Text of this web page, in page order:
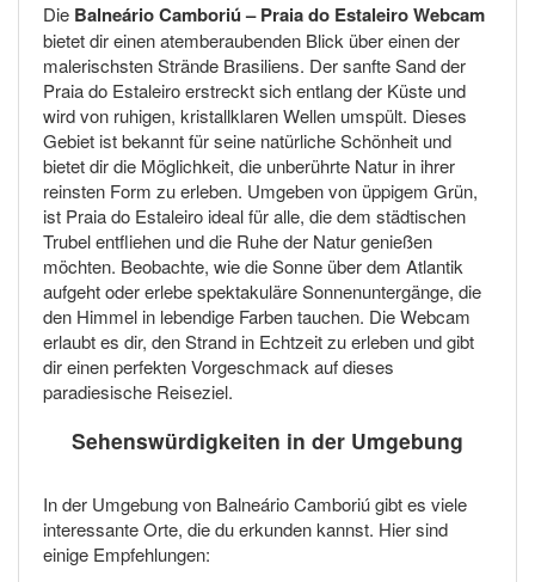
Die Balneário Camboriú – Praia do Estaleiro Webcam
bietet dir einen atemberaubenden Blick über einen der
malerischsten Strände Brasiliens. Der sanfte Sand der
Praia do Estaleiro erstreckt sich entlang der Küste und
wird von ruhigen, kristallklaren Wellen umspült. Dieses
Gebiet ist bekannt für seine natürliche Schönheit und
bietet dir die Möglichkeit, die unberührte Natur in ihrer
reinsten Form zu erleben. Umgeben von üppigem Grün,
ist Praia do Estaleiro ideal für alle, die dem städtischen
Trubel entfliehen und die Ruhe der Natur genießen
möchten. Beobachte, wie die Sonne über dem Atlantik
aufgeht oder erlebe spektakuläre Sonnenuntergänge, die
den Himmel in lebendige Farben tauchen. Die Webcam
erlaubt es dir, den Strand in Echtzeit zu erleben und gibt
dir einen perfekten Vorgeschmack auf dieses
paradiesische Reiseziel.
Sehenswürdigkeiten in der Umgebung
In der Umgebung von Balneário Camboriú gibt es viele
interessante Orte, die du erkunden kannst. Hier sind
einige Empfehlungen: